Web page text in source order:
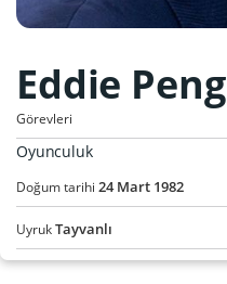
Eddie Peng
Görevleri
Oyunculuk
Doğum tarihi 24Mart 1982
UyrukTayvanlı